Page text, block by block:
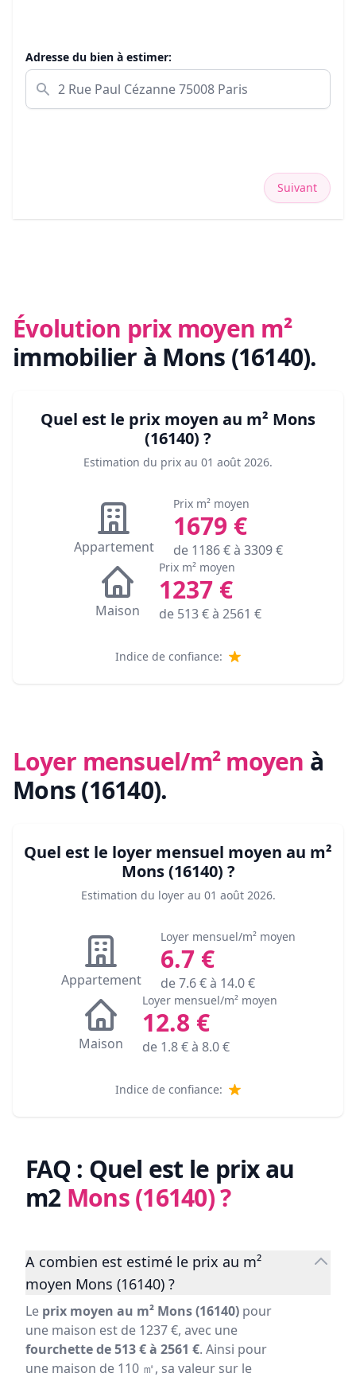
Adresse du bien à estimer:
Suivant
Évolution prix moyen m²
immobilier à Mons (16140).
Quel est le prix moyen au m² Mons
(16140) ?
Estimation du prix au 01 août 2026.
Appartement
Prix m² moyen
1679 €
de 1186€ à 3309€
Maison
Prix m² moyen
1237€
de 513€ à 2561 €
Indice de confiance:
Loyer mensuel/m² moyen à
Mons (16140).
Quel est le loyer mensuel moyen au m²
Mons (16140) ?
Estimation du loyer au 01 août 2026.
Appartement
Loyer mensuel/m² moyen
6.7€
de7.6€ à 14.0€
Maison
Loyer mensuel/m² moyen
12.8 €
de 1.8€ à 8.0€
Indice de confiance:
FAQ : Quel est le prix au
m2 Mons (16140)?
A combien est estimé le prix au m²
moyen Mons (16140) ?
Le prix moyen au m² Mons (16140) pour
une maison est de 1237 €, avec une
fourchette de 513 € à 2561 €. Ainsi pour
une maison de 110 ㎡, sa valeur sur le